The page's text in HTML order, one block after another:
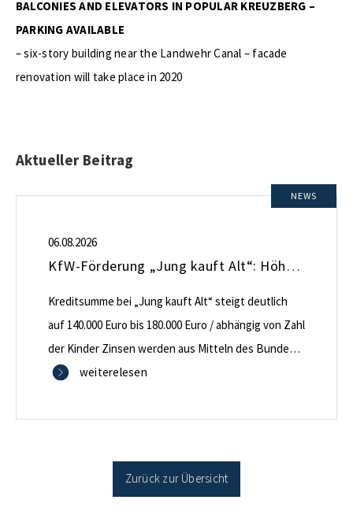
BALCONIES AND ELEVATORS IN POPULAR KREUZBERG –
PARKING AVAILABLE
– six-story building near the Landwehr Canal – facade
renovation will take place in 2020
Aktueller Beitrag
NEWS
06.08.2026
KfW-Förderung „Jung kauft Alt“: Höhere Kredite ab August 2026
Kreditsumme bei „Jung kauft Alt“ steigt deutlich
auf 140.000 Euro bis 180.000 Euro / abhängig von Zahl
der Kinder Zinsen werden aus Mitteln des Bundes
verbilligt: Heutiger Zins bei 0,53 Prozent effektiv bei
Antragstellende verpflichten sich zu energetischer
Sanierung in Einzelmaßnahmen […]
weiterelesen
Zurück zur Übersicht